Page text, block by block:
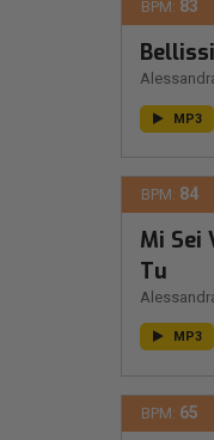
BPM: 83
MP3
BPM: 84
Mi Sei
Tu
MP3
BPM: 65